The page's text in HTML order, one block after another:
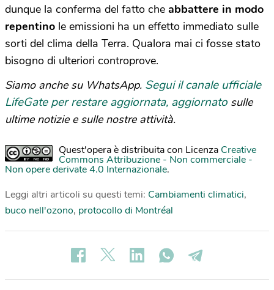
dunque la conferma del fatto che abbattere in modo
repentino le emissioni ha un effetto immediato sulle
sorti del clima della Terra. Qualora mai ci fosse stato
bisogno di ulteriori controprove.
Siamo anche su WhatsApp. Segui il canale ufficiale
LifeGate per restare aggiornata, aggiornato sulle
ultime notizie e sulle nostre attività.
Quest'opera è distribuita con Licenza Creative
Commons Attribuzione - Non commerciale -
Non opere derivate 4.0 Internazionale.
Leggi altri articoli su questi temi: Cambiamenti climatici,
buco nell'ozono, protocollo di Montréal